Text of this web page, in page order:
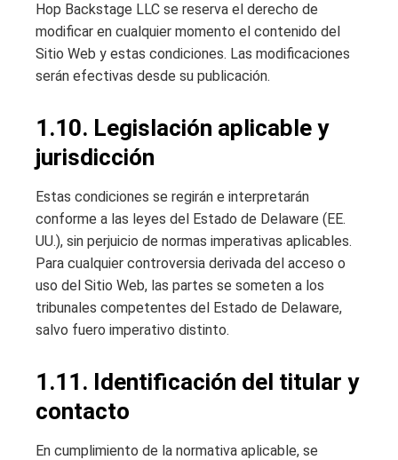
Hop Backstage LLC se reserva el derecho de
modificar en cualquier momento el contenido del
Sitio Web y estas condiciones. Las modificaciones
serán efectivas desde su publicación.
1.10. Legislación aplicable y
jurisdicción
Estas condiciones se regirán e interpretarán
conforme a las leyes del Estado de Delaware (EE.
UU.), sin perjuicio de normas imperativas aplicables.
Para cualquier controversia derivada del acceso o
uso del Sitio Web, las partes se someten a los
tribunales competentes del Estado de Delaware,
salvo fuero imperativo distinto.
1.11. Identificación del titular y
contacto
En cumplimiento de la normativa aplicable, se